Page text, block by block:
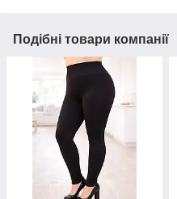
Подібні товари компанії